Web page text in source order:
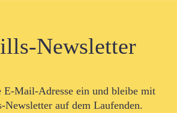
Newsletter
E-Mail-Adresse ein und bleibe mit
Newsletter auf dem Laufenden.